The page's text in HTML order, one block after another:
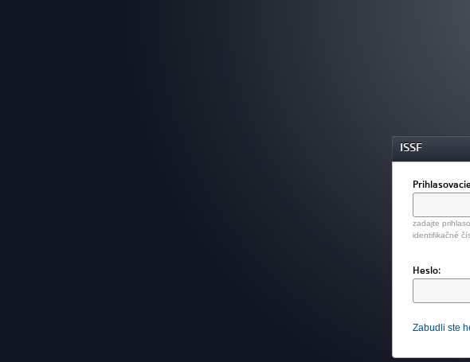
ISSF
zadajte
identifikačné
Heslo:
Zabudli ste